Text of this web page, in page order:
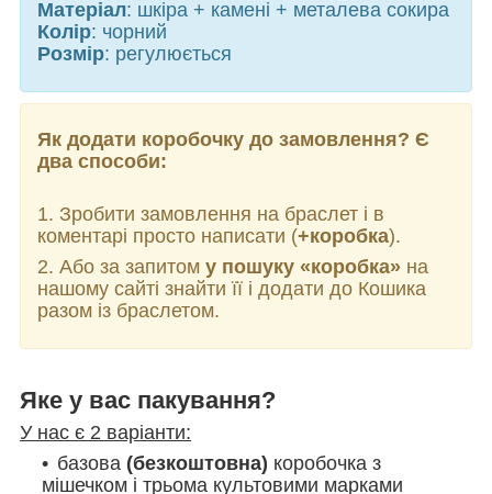
Матеріал: шкіра + камені + металева сокира
Колір: чорний
Розмір: регулюється
Як додати коробочку до замовлення? Є
два способи:
1. Зробити замовлення на браслет і в
коментарі просто написати (+коробка).
2. Або за запитом у пошуку «коробка» на
нашому сайті знайти її і додати до Кошика
разом із браслетом.
Яке у вас пакування?
У нас є 2 варіанти:
базова (безкоштовна) коробочка з
мішечком і трьома культовими марками